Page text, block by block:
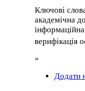
Ключові
академічна
верифікація
»
Додати